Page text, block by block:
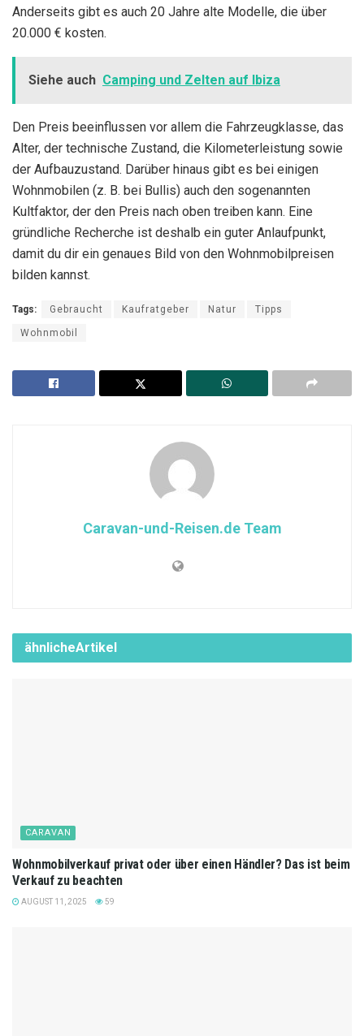
Anderseits gibt es auch 20 Jahre alte Modelle, die über
20.000 € kosten.
Siehe auch Camping und Zelten auf Ibiza
Den Preis beeinflussen vor allem die Fahrzeugklasse, das
Alter, der technische Zustand, die Kilometerleistung sowie
der Aufbauzustand. Darüber hinaus gibt es bei einigen
Wohnmobilen (z. B. bei Bullis) auch den sogenannten
Kultfaktor, der den Preis nach oben treiben kann. Eine
gründliche Recherche ist deshalb ein guter Anlaufpunkt,
damit du dir ein genaues Bild von den Wohnmobilpreisen
bilden kannst.
Tags: Gebraucht Kaufratgeber Natur Tipps
Wohnmobil
Caravan-und-Reisen.de Team
ähnlicheArtikel
CARAVAN
Wohnmobilverkauf privat oder über einen Händler? Das ist beim
Verkauf zu beachten
AUGUST 11, 2025 59